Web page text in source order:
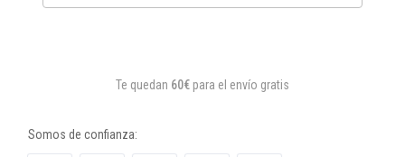
Te quedan 60€ para el envío gratis
Somos de confianza: